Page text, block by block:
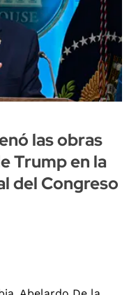
las obras
Trump en la
del Congreso